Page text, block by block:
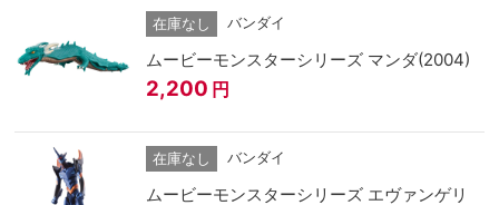
在庫なし バンダイ
ムービーモンスターシリーズ マンダ(2004)
2,200 円
在庫なし バンダイ
ムービーモンスターシリーズ エヴァンゲリ